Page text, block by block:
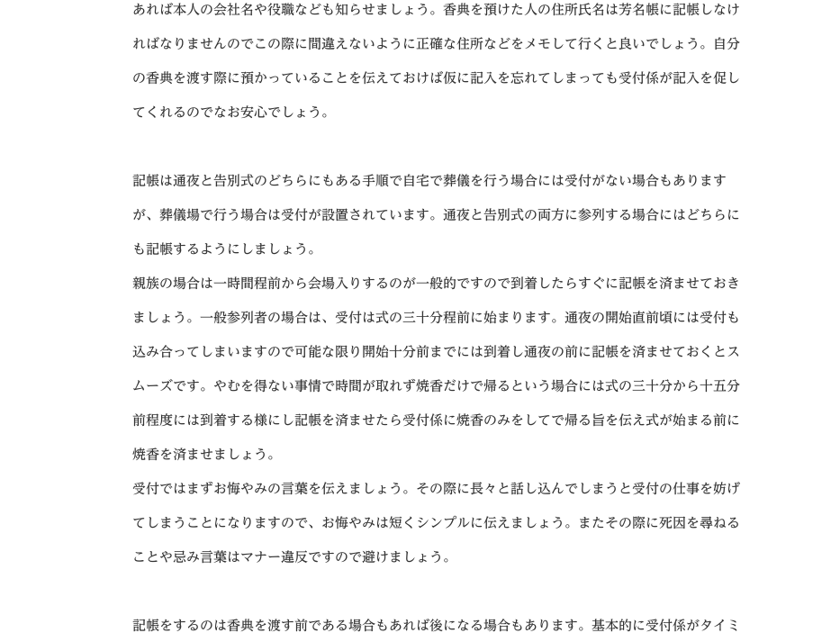
あれば本人の会社名や役職なども知らせましょう。香典を預けた人の住所氏名は芳名帳に記帳しなけ
ればなりませんのでこの際に間違えないように正確な住所などをメモして行くと良いでしょう。自分
の香典を渡す際に預かっていることを伝えておけば仮に記入を忘れてしまっても受付係が記入を促し
てくれるのでなお安心でしょう。
記帳は通夜と告別式のどちらにもある手順で自宅で葬儀を行う場合には受付がない場合もあります
が、葬儀場で行う場合は受付が設置されています。通夜と告別式の両方に参列する場合にはどちらに
も記帳するようにしましょう。
親族の場合は一時間程前から会場入りするのが一般的ですので到着したらすぐに記帳を済ませておき
ましょう。一般参列者の場合は、受付は式の三十分程前に始まります。通夜の開始直前頃には受付も
込み合ってしまいますので可能な限り開始十分前までには到着し通夜の前に記帳を済ませておくとス
ムーズです。やむを得ない事情で時間が取れず焼香だけで帰るという場合には式の三十分から十五分
前程度には到着する様にし記帳を済ませたら受付係に焼香のみをしてで帰る旨を伝え式が始まる前に
焼香を済ませましょう。
受付ではまずお悔やみの言葉を伝えましょう。その際に長々と話し込んでしまうと受付の仕事を妨げ
てしまうことになりますので、お悔やみは短くシンプルに伝えましょう。またその際に死因を尋ねる
ことや忌み言葉はマナー違反ですので避けましょう。
記帳をするのは香典を渡す前である場合もあれば後になる場合もあります。基本的に受付係がタイミ